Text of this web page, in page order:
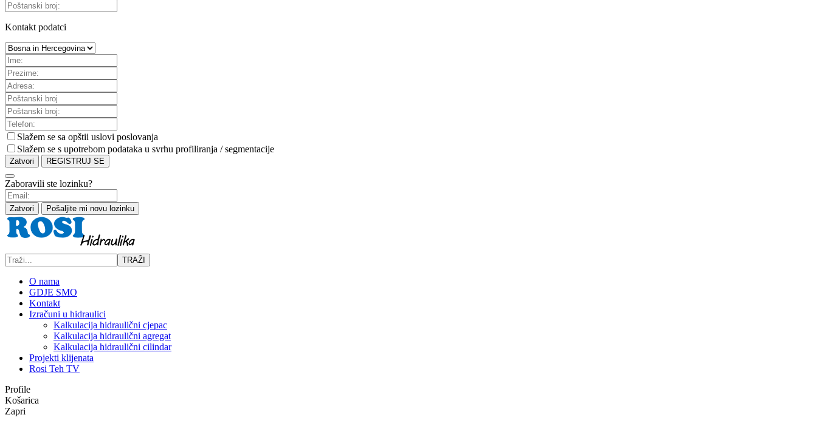
Kontakt podatci
Slažem se sa opštii uslovi poslovanja
Slažem se s upotrebom podataka u svrhu profiliranja / segmentacije
Zatvori REGISTRUJ SE
Zaboravili ste lozinku?
Zatvori Pošaljite mi novu lozinku
TRAŽI
O nama
GDJE SMO
Kontakt
Izračuni u hidraulici
Kalkulacija hidraulični cjepac
Kalkulacija hidraulični agregat
Kalkulacija hidraulični cilindar
Projekti klijenata
Rosi Teh TV
Profile
Košarica
Zapri